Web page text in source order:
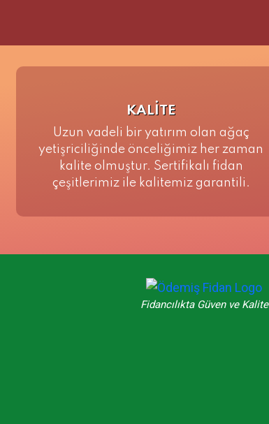
KALİTE
Uzun vadeli bir yatırım olan ağaç
yetişriciliğinde önceliğimiz her zaman
kalite olmuştur. Sertifikalı fidan
çeşitlerimiz ile kalitemiz garantili.
Fidancılıkta Güven ve Kalite